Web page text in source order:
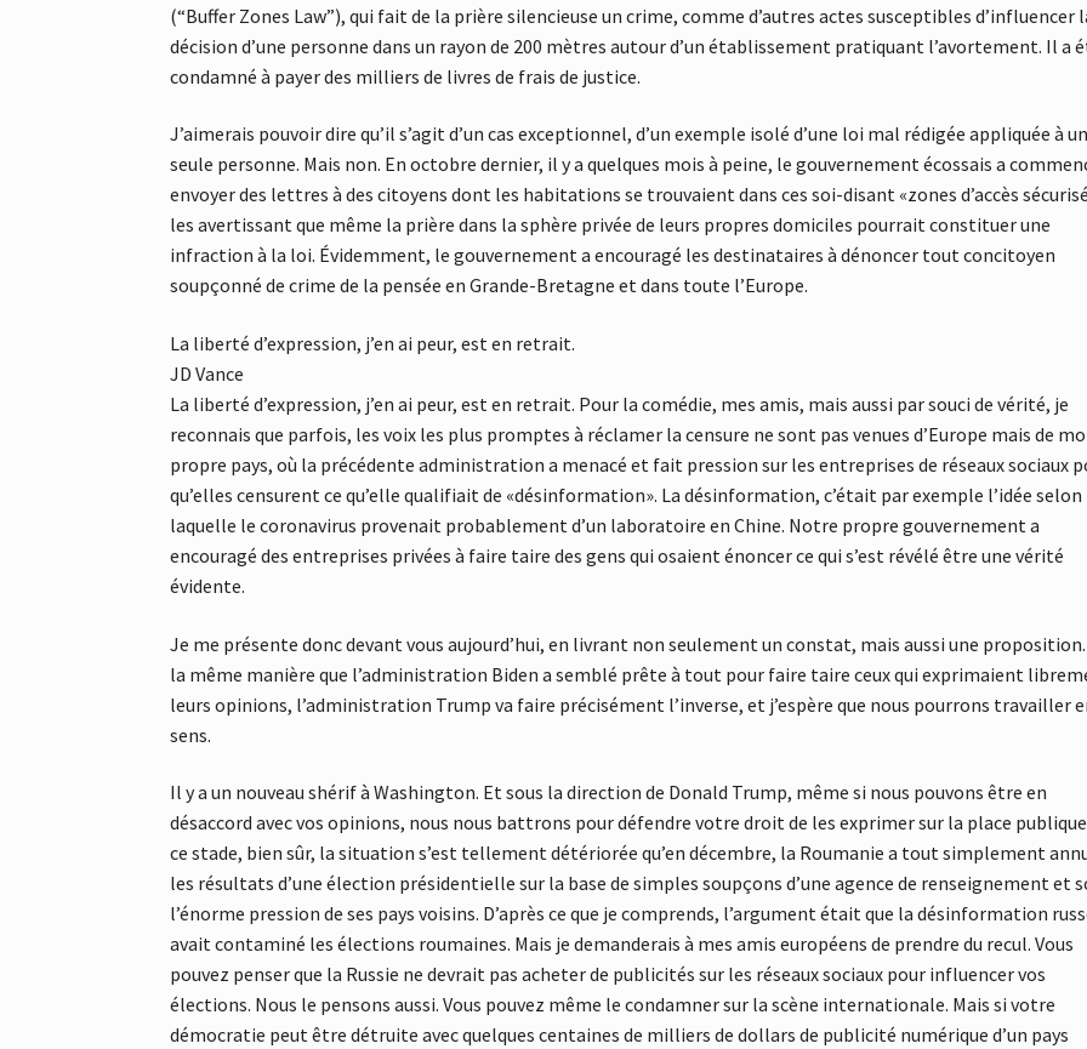
(“Buffer Zones Law”), qui fait de la prière silencieuse un crime, comme d’autres actes susceptibles d’influencer
décision d’une personne dans un rayon de 200 mètres autour d’un établissement pratiquant l’avortement. Il a
condamné à payer des milliers de livres de frais de justice.
J’aimerais pouvoir dire qu’il s’agit d’un cas exceptionnel, d’un exemple isolé d’une loi mal rédigée appliquée à
seule personne. Mais non. En octobre dernier, il y a quelques mois à peine, le gouvernement écossais a
envoyer des lettres à des citoyens dont les habitations se trouvaient dans ces soi-disant «zones d’accès
les avertissant que même la prière dans la sphère privée de leurs propres domiciles pourrait constituer une
infraction à la loi. Évidemment, le gouvernement a encouragé les destinataires à dénoncer tout concitoyen
soupçonné de crime de la pensée en Grande-Bretagne et dans toute l’Europe.
La liberté d’expression, j’en ai peur, est en retrait.
JD Vance
La liberté d’expression, j’en ai peur, est en retrait. Pour la comédie, mes amis, mais aussi par souci de vérité, je
reconnais que parfois, les voix les plus promptes à réclamer la censure ne sont pas venues d’Europe mais de
propre pays, où la précédente administration a menacé et fait pression sur les entreprises de réseaux sociaux
qu’elles censurent ce qu’elle qualifiait de «désinformation». La désinformation, c’était par exemple l’idée selon
laquelle le coronavirus provenait probablement d’un laboratoire en Chine. Notre propre gouvernement a
encouragé des entreprises privées à faire taire des gens qui osaient énoncer ce qui s’est révélé être une vérité
évidente.
Je me présente donc devant vous aujourd’hui, en livrant non seulement un constat, mais aussi une proposition.
la même manière que l’administration Biden a semblé prête à tout pour faire taire ceux qui exprimaient
leurs opinions, l’administration Trump va faire précisément l’inverse, et j’espère que nous pourrons travailler
sens.
Il y a un nouveau shérif à Washington. Et sous la direction de Donald Trump, même si nous pouvons être en
désaccord avec vos opinions, nous nous battrons pour défendre votre droit de les exprimer sur la place
ce stade, bien sûr, la situation s’est tellement détériorée qu’en décembre, la Roumanie a tout simplement
les résultats d’une élection présidentielle sur la base de simples soupçons d’une agence de renseignement et
l’énorme pression de ses pays voisins. D’après ce que je comprends, l’argument était que la désinformation
avait contaminé les élections roumaines. Mais je demanderais à mes amis européens de prendre du recul. Vous
pouvez penser que la Russie ne devrait pas acheter de publicités sur les réseaux sociaux pour influencer vos
élections. Nous le pensons aussi. Vous pouvez même le condamner sur la scène internationale. Mais si votre
démocratie peut être détruite avec quelques centaines de milliers de dollars de publicité numérique d’un pays